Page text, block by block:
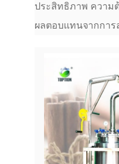
ประสิทธิภาพ ความ
ผลตอบแทนจากการ